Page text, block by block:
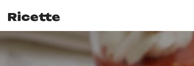
Ricette